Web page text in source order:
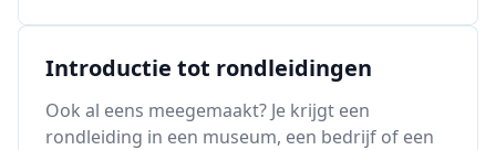
Introductie tot rondleidingen
Ook al eens meegemaakt? Je krijgt een
rondleiding in een museum, een bedrijf of een